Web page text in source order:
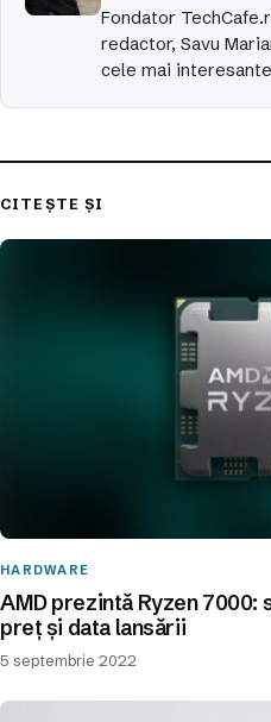
Fondator
redactor, Savu
cele mai
CITEȘTE ȘI
HARDWARE
AMD prezintă Ryzen
preț și data lansării
5 septembrie 2022